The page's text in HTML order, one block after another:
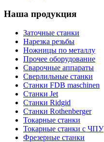
Наша продукция
Заточные станки
Нарезка резьбы
Ножницы по металлу
Прочее оборудование
Сварочные аппараты
Сверлильные станки
Станки FDB maschinen
Станки Jet
Станки Ridgid
Станки Rothenberger
Токарные станки
Токарные станки с ЧПУ
Фрезерные станки